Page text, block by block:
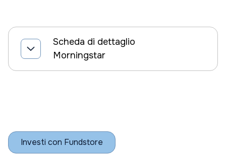
Scheda di dettaglio
Morningstar
Investi con Fundstore